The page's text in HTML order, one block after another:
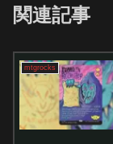
関連記事
mtgrocks